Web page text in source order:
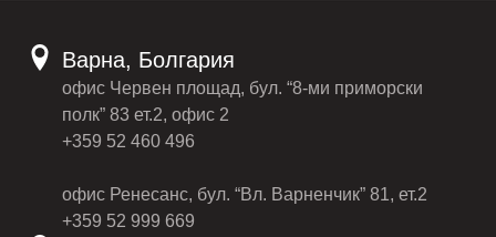
Варна, Болгария
офис Червен площад, бул. “8-ми приморски
полк” 83 ет.2, офис 2
+359 52 460 496
офис Ренесанс, бул. “Вл. Варненчик” 81, ет.2
+359 52 999 669